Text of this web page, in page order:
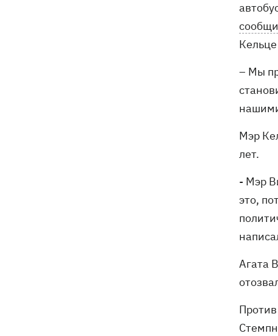
– Мы
Мэр
лет.
- Мэр
это,
Агата